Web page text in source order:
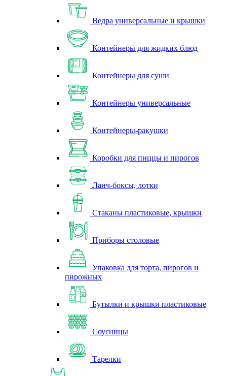
Ведра универсальные и крышки
Контейнеры для жидких блюд
Контейнеры для суши
Контейнеры универсальные
Контейнеры-ракушки
Коробки для пиццы и пирогов
Ланч-боксы, лотки
Стаканы пластиковые, крышки
Приборы столовые
Упаковка для торта, пирогов и
пирожных
Бутылки и крышки пластиковые
Соусницы
Тарелки